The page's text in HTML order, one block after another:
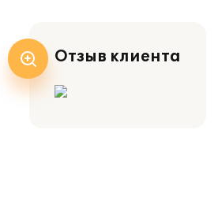
Отзыв клиента